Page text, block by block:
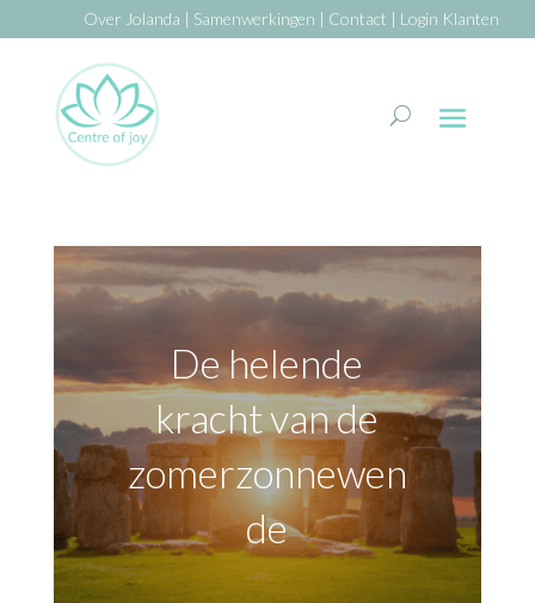
Over Jolanda | Samenwerkingen | Contact | Login Klanten
De helende
kracht van de
zomerzonnewen
de